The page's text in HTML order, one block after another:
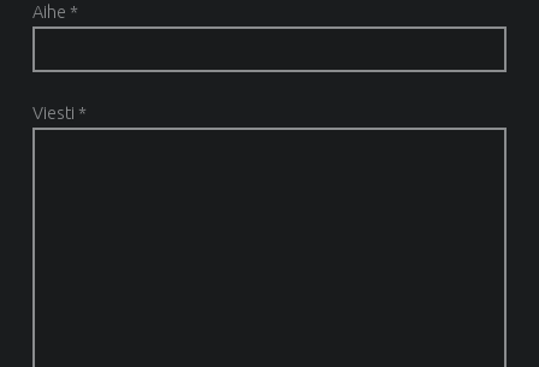
Aihe *
Viesti *